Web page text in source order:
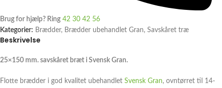
Brug for hjælp? Ring 42 30 42 56
Kategorier: Brædder, Brædder ubehandlet Gran, Savskåret træ
Beskrivelse
25×150 mm. savskåret bræt i Svensk Gran.
Flotte brædder i god kvalitet ubehandlet Svensk Gran, ovntørret til 14-